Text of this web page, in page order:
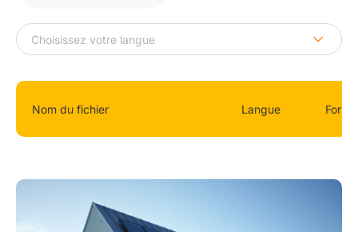
Nom du fichier Langue